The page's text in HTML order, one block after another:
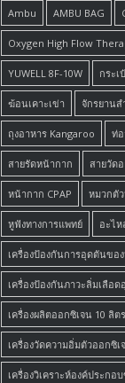
Ambu AMBU BAG
Oxygen High Flow
YUWELL 8F-10W กระเ
ฆ้อนเคาะเข่า จักรยาน
ถุงอาหาร Kangaroo ท่
สายรัดหน้ากาก สายวัด
หน้ากาก CPAP หมวกตั
หูฟังทางการแพทย์ อะไห
เครื่องป้องกันการอุดตันขอ
เครื่องป้องกันภาวะลิ่มเลือ
เครื่องผลิตออกซิเจน 10 ลิตร
เครื่องวัดความอิ่มตัวออกซิเ
เครื่องวิเคราะห์องค์ประกอ